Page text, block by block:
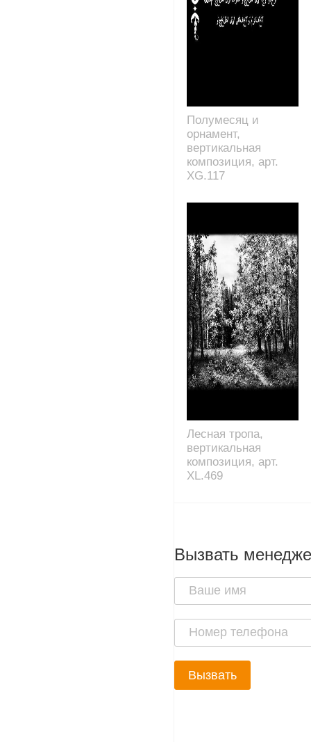
Полумесяц и
орнамент,
вертикальная
композиция, арт.
XG.117
Лесная тропа,
вертикальная
композиция, арт.
XL.469
Вызвать
Вызвать